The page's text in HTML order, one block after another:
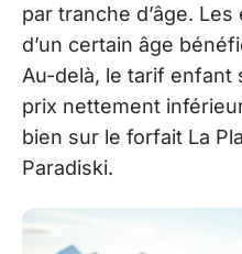
par tranche d’âge.
d’un certain âge
Au-delà, le tarif enfant
prix nettement
bien sur le forfait La
Paradiski.